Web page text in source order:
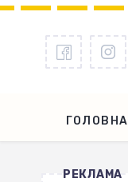
ГОЛОВНА
РЕКЛАМА